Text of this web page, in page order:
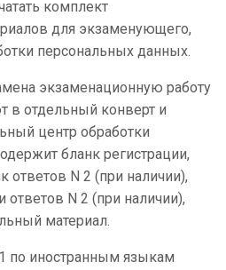
комплект
для экзаменующего,
персональных данных.
экзаменационную работу
в отдельный конверт и
центр обработки
бланк регистрации,
ответов N 2 (при наличии),
N 2 (при наличии),
материал.
по иностранным языкам